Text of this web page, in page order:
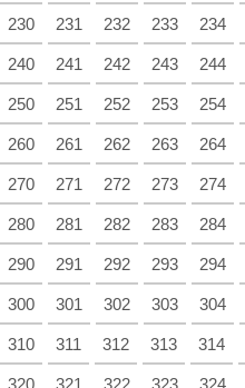
230 231 232 233 234
240 241 242 243 244
250 251 252 253 254
260 261 262 263 264
270 271 272 273 274
280 281 282 283 284
290 291 292 293 294
300 301 302 303 304
310 311 312 313 314
320 321 322 323 324